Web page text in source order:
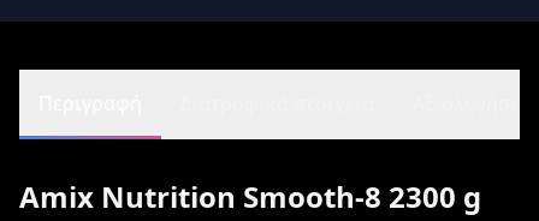
Amix Nutrition Smooth-8 2300 g